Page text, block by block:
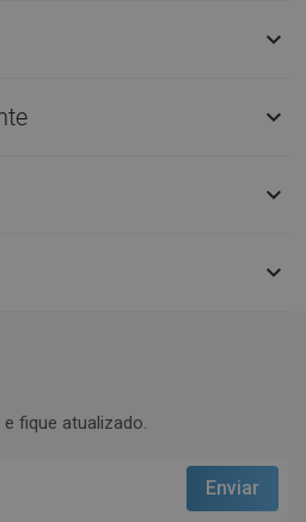




fique atualizado.